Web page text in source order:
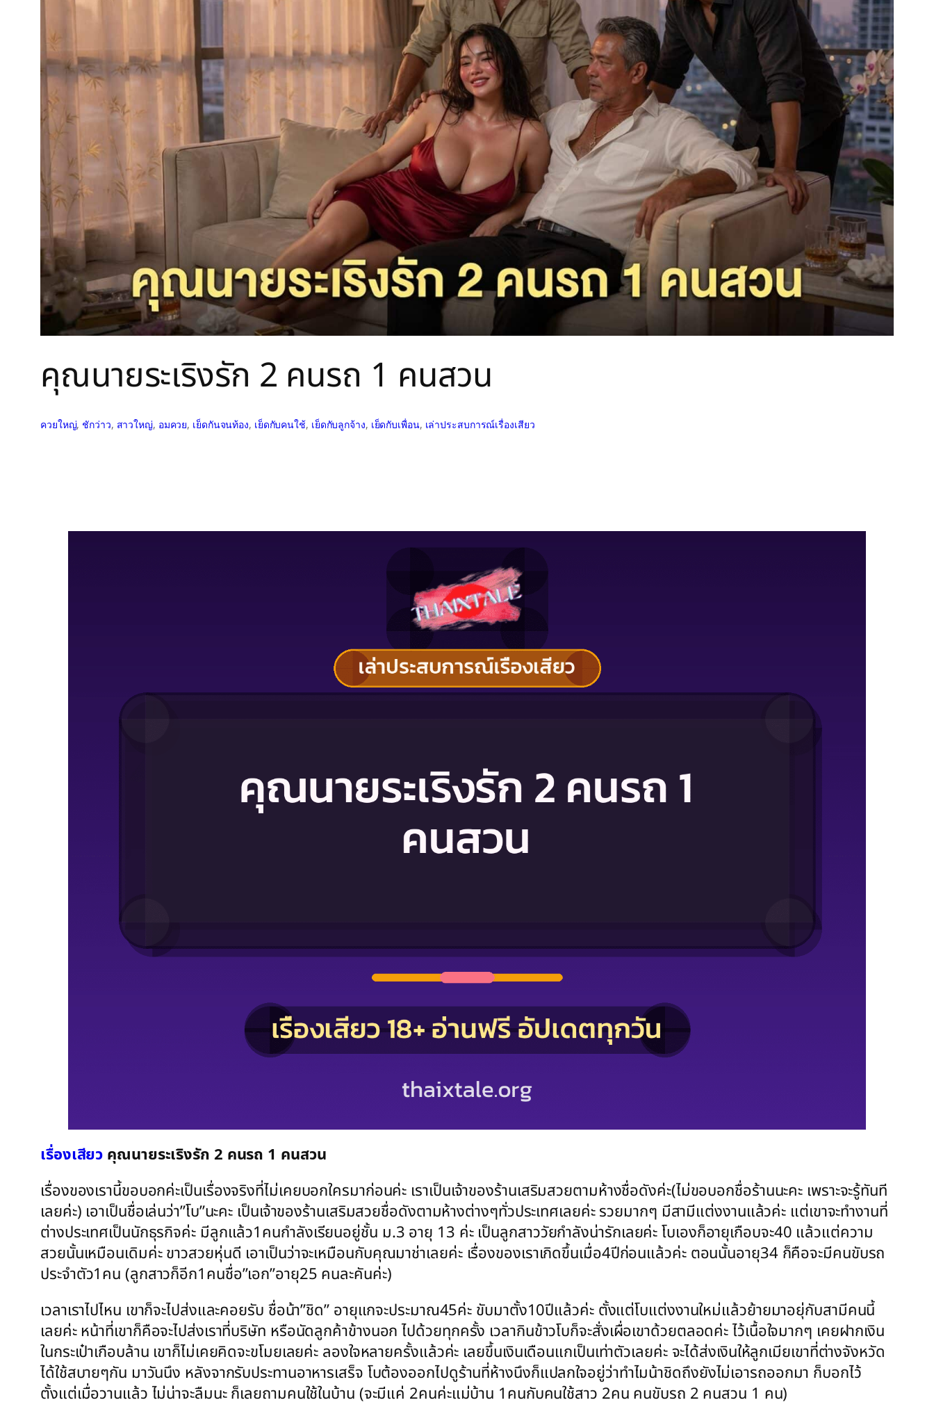
คุณนายระเริงรัก 2 คนรถ 1 คนสวน
ควยใหญ่, ชักว่าว, สาวใหญ่, อมควย, เย็ดกันจนท้อง, เย็ดกับคนใช้, เย็ดกับลูกจ้าง, เย็ดกับเพื่อน, เล่าประสบการณ์เรื่องเสียว
เรื่องเสียว คุณนายระเริงรัก 2 คนรถ 1 คนสวน
เรื่องของเรานี้ขอบอกค่ะเป็นเรื่องจริงที่ไม่เคยบอกใครมาก่อนค่ะ เราเป็นเจ้าของร้านเสริมสวยตามห้างชื่อดังค่ะ(ไม่ขอบอกชื่อร้านนะคะ เพราะจะรู้ทันที
เลยค่ะ) เอาเป็นชื่อเล่นว่า”โบ”นะคะ เป็นเจ้าของร้านเสริมสวยชื่อดังตามห้างต่างๆทั่วประเทศเลยค่ะ รวยมากๆ มีสามีแต่งงานแล้วค่ะ แต่เขาจะทำงานที่
ต่างประเทศเป็นนักธุรกิจค่ะ มีลูกแล้ว1คนกำลังเรียนอยู่ชั้น ม.3 อายุ 13 ค่ะ เป็นลูกสาววัยกำลังน่ารักเลยค่ะ โบเองก็อายุเกือบจะ40 แล้วแต่ความ
สวยนั้นเหมือนเดิมค่ะ ขาวสวยหุ่นดี เอาเป็นว่าจะเหมือนกับคุณมาช่าเลยค่ะ เรื่องของเราเกิดขึ้นเมื่อ4ปีก่อนแล้วค่ะ ตอนนั้นอายุ34 ก็คือจะมีคนขับรถ
ประจำตัว1คน (ลูกสาวก็อีก1คนชื่อ”เอก”อายุ25 คนละคันค่ะ)
เวลาเราไปไหน เขาก็จะไปส่งและคอยรับ ชื่อน้า”ชิด” อายุแกจะประมาณ45ค่ะ ขับมาตั้ง10ปีแล้วค่ะ ตั้งแต่โบแต่งงานใหม่แล้วย้ายมาอยุ่กับสามีคนนี้
เลยค่ะ หน้าที่เขาก็คือจะไปส่งเราที่บริษัท หรือนัดลูกค้าข้างนอก ไปด้วยทุกครั้ง เวลากินข้าวโบก็จะสั่งเผื่อเขาด้วยตลอดค่ะ ไว้เนื้อใจมากๆ เคยฝากเงิน
ในกระเป๋าเกือบล้าน เขาก็ไม่เคยคิดจะขโมยเลยค่ะ ลองใจหลายครั้งแล้วค่ะ เลยขึ้นเงินเดือนแกเป็นเท่าตัวเลยค่ะ จะได้ส่งเงินให้ลูกเมียเขาที่ต่างจังหวัด
ได้ใช้สบายๆกัน มาวันนึง หลังจากรับประทานอาหารเสร็จ โบต้องออกไปดูร้านที่ห้างนึงก็แปลกใจอยู่ว่าทำไมน้าชิดถึงยังไม่เอารถออกมา ก็บอกไว้
ตั้งแต่เมื่อวานแล้ว ไม่น่าจะลืมนะ ก็เลยถามคนใช้ในบ้าน (จะมีแค่ 2คนค่ะแม่บ้าน 1คนกับคนใช้สาว 2คน คนขับรถ 2 คนสวน 1 คน)